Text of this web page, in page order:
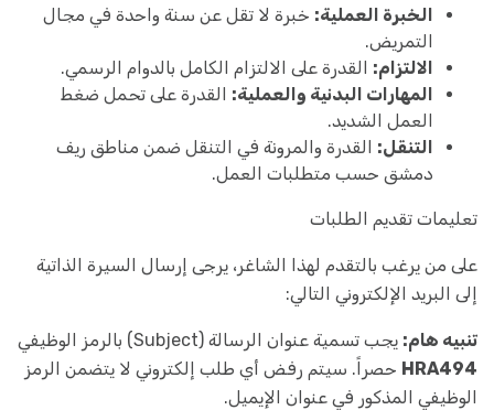
الخبرة العملية: خبرة لا تقل عن سنة واحدة في مجال
التمريض.
الالتزام: القدرة على الالتزام الكامل بالدوام الرسمي.
المهارات البدنية والعملية: القدرة على تحمل ضغط
العمل الشديد.
التنقل: القدرة والمرونة في التنقل ضمن مناطق ريف
دمشق حسب متطلبات العمل.
تعليمات تقديم الطلبات
على من يرغب بالتقدم لهذا الشاغر، يرجى إرسال السيرة الذاتية
إلى البريد الإلكتروني التالي:
تنبيه هام: يجب تسمية عنوان الرسالة (Subject) بالرمز الوظيفي
HRA494 حصراً. سيتم رفض أي طلب إلكتروني لا يتضمن الرمز
الوظيفي المذكور في عنوان الإيميل.